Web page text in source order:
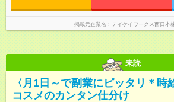
掲載元企業名 テイケイワークス西日本
未読
〈月1日～で副業にピッタリ＊時
コスメのカンタン仕分け